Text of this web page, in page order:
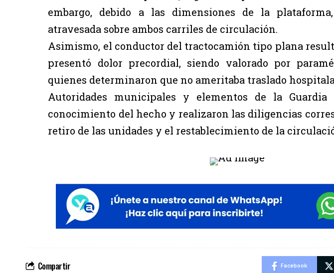
embargo, debido a las dimensiones de la
atravesada sobre ambos carriles de circulación.
Asimismo, el conductor del tractocamión tipo plana
presentó dolor precordial, siendo valorado por
quienes determinaron que no ameritaba traslado
Autoridades municipales y elementos de la Guardia
conocimiento del hecho y realizaron las diligencias
retiro de las unidades y el restablecimiento de la
Compartir Facebook